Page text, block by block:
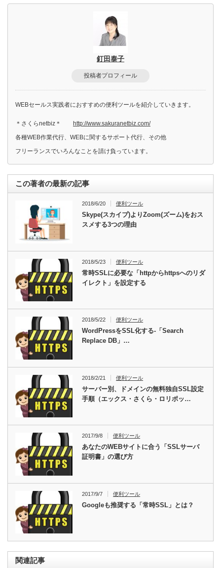
釘田泰子
投稿者プロフィール
WEBセールス実践者におすすめの便利ツールを紹介していきます。
＊さくらnetbiz＊
http://www.sakuranetbiz.com/
各種WEB作業代行、WEBに関するサポート代行、その他
フリーランスでいろんなことを請け負っています。
この著者の最新の記事
2018/6/20 便利ツール
Skype(スカイプ)よりZoom(ズーム)をおス
スメする3つの理由
2018/5/23 便利ツール
常時SSLに必要な「httpからhttpsへのリダ
イレクト」を設定する
2018/5/22 便利ツール
WordPressをSSL化する-「Search
Replace DB」…
2018/2/21 便利ツール
サーバー別、ドメインの無料独自SSL設定
手順（エックス・さくら・ロリポッ…
2017/9/8 便利ツール
あなたのWEBサイトに合う「SSLサーバ
証明書」の選び方
2017/9/7 便利ツール
Googleも推奨する「常時SSL」とは？
関連記事